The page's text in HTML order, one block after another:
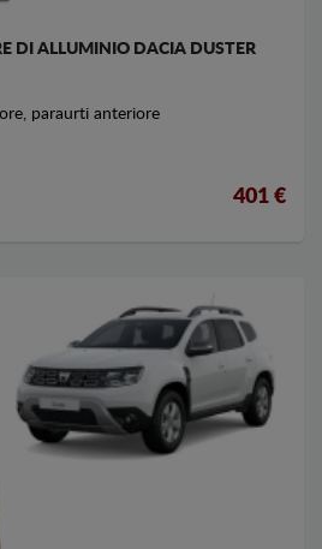
DI ALLUMINIO DACIA DUSTER
paraurti anteriore
401 €